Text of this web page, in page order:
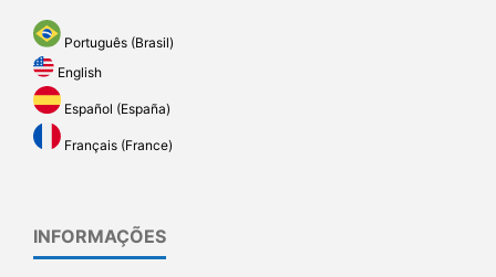
Português (Brasil)
English
Español (España)
Français (France)
INFORMAÇÕES